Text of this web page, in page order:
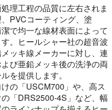
理工程の品質に左右されま
PVCコーティング、塗
で均一な線材表面によって
。ヒールシャー社の超音波
ッキ線メーカーに対し、連
び亜鉛メッキ後の洗浄の両
を提供します。
の「USCM700」や、高ス
「DRS2500-4S」など、幅